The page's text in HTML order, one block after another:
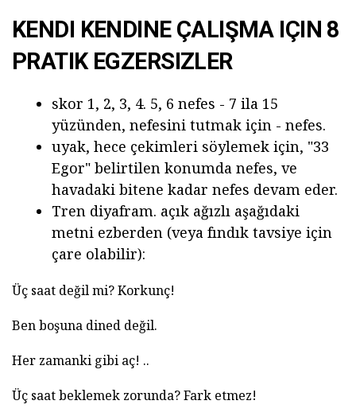
KENDI KENDINE ÇALIŞMA IÇIN 8
PRATIK EGZERSIZLER
skor 1, 2, 3, 4. 5, 6 nefes - 7 ila 15
yüzünden, nefesini tutmak için - nefes.
uyak, hece çekimleri söylemek için, "33
Egor" belirtilen konumda nefes, ve
havadaki bitene kadar nefes devam eder.
Tren diyafram. açık ağızlı aşağıdaki
metni ezberden (veya fındık tavsiye için
çare olabilir):
Üç saat değil mi? Korkunç!
Ben boşuna dined değil.
Her zamanki gibi aç! ..
Üç saat beklemek zorunda? Fark etmez!